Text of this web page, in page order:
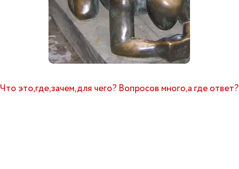
Что это,где,зачем,для чего? Вопросов много,а где ответ?